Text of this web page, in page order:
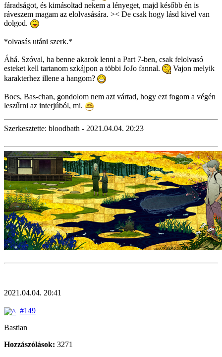
fáradságot, és kimásoltad nekem a lényeget, majd később én is
ráveszem magam az elolvasására. >< De csak hogy lásd kivel van
dolgod.
*olvasás utáni szerk.*
Áhá. Szóval, ha benne akarok lenni a Part 7-ben, csak felolvasó
esteket kell tartanom szkájpon a többi JoJo fannal.
Vajon melyik
karakterhez illene a hangom?
Bocs, Bas-chan, gondolom nem azt vártad, hogy ezt fogom a végén
leszűrni az interjúból, mi.
Szerkesztette: bloodbath - 2021.04.04. 20:23
2021.04.04. 20:41
#149
Bastian
Hozzászólások: 3271